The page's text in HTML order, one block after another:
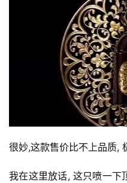
很妙,这款售价比不上品质,
我在这里放话, 这只喷一下